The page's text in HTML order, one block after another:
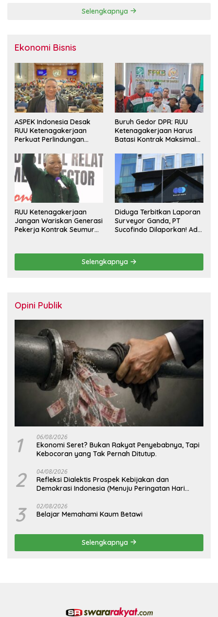
Selengkapnya
Ekonomi Bisnis
ASPEK Indonesia Desak
RUU Ketenagakerjaan
Perkuat Perlindungan
Pesangon
Buruh Gedor DPR: RUU
Ketenagakerjaan Harus
Batasi Kontrak Maksimal
Berbasis KHL
RUU Ketenagakerjaan
Jangan Wariskan Generasi
Pekerja Kontrak Seumur
Diduga Terbitkan Laporan
Surveyor Ganda, PT
Sucofindo Dilaporkan! Ada
Selengkapnya
Opini Publik
1 06/08/2026
Ekonomi Seret? Bukan Rakyat Penyebabnya, Tapi
Kebocoran yang Tak Pernah Ditutup.
2 04/08/2026
Refleksi Dialektis Prospek Kebijakan dan
Demokrasi Indonesia (Menuju Peringatan Hari
3 02/08/2026
Belajar Memahami Kaum Betawi
Selengkapnya